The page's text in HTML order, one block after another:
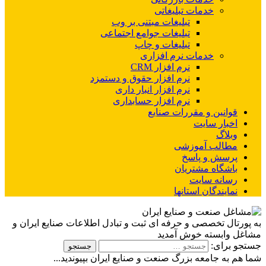
خدمات تبلیغاتی
تبلیغات مبتنی بر وب
تبلیغات جوامع اجتماعی
تبلیغات و چاپ
خدمات نرم افزاری
نرم افزار CRM
نرم افزار حقوق و دستمزد
نرم افزار انبار داری
نرم افزار حسابداری
قوانین و مقررات صنایع
اخبار سایت
وبلاگ
مطالب آموزشی
پرسش و پاسخ
باشگاه مشتریان
رسانه سایت
نمایندگان استانها
به پورتال تخصصی و حرفه ای ثبت و تبادل اطلاعات صنایع ایران و
مشاغل وابسته خوش آمدید
جستجو برای:
شما هم به جامعه بزرگ صنعت و صنایع ایران بپیوندید...